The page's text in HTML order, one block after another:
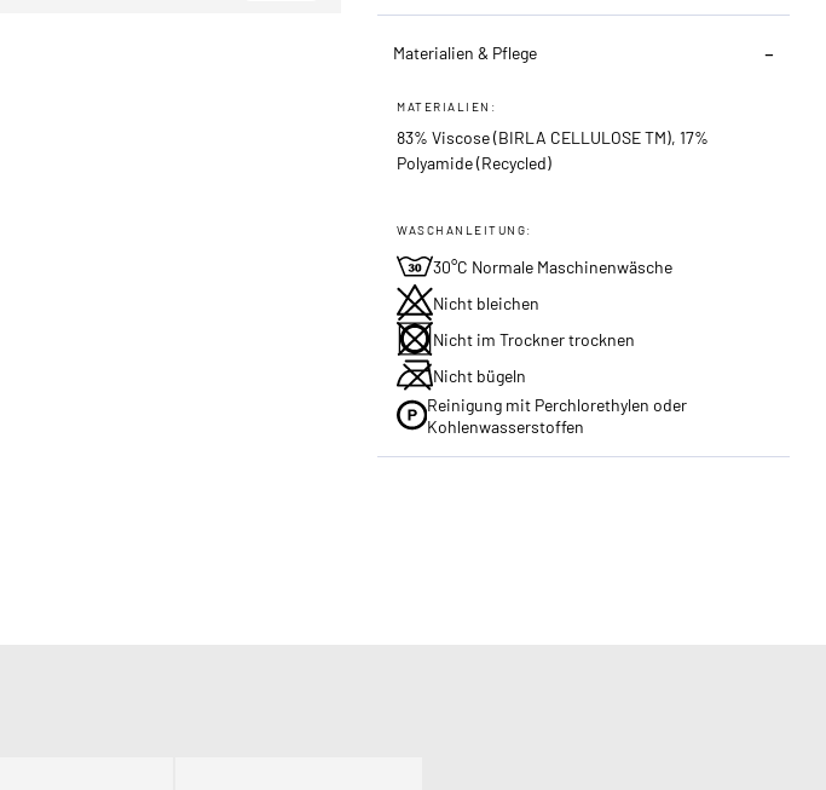
Materialien & Pflege
MATERIALIEN:
83% Viscose (BIRLA CELLULOSE TM), 17%
Polyamide (Recycled)
WASCHANLEITUNG:
30°C Normale Maschinenwäsche
Nicht bleichen
Nicht im Trockner trocknen
Nicht bügeln
Reinigung mit Perchlorethylen oder
Kohlenwasserstoffen